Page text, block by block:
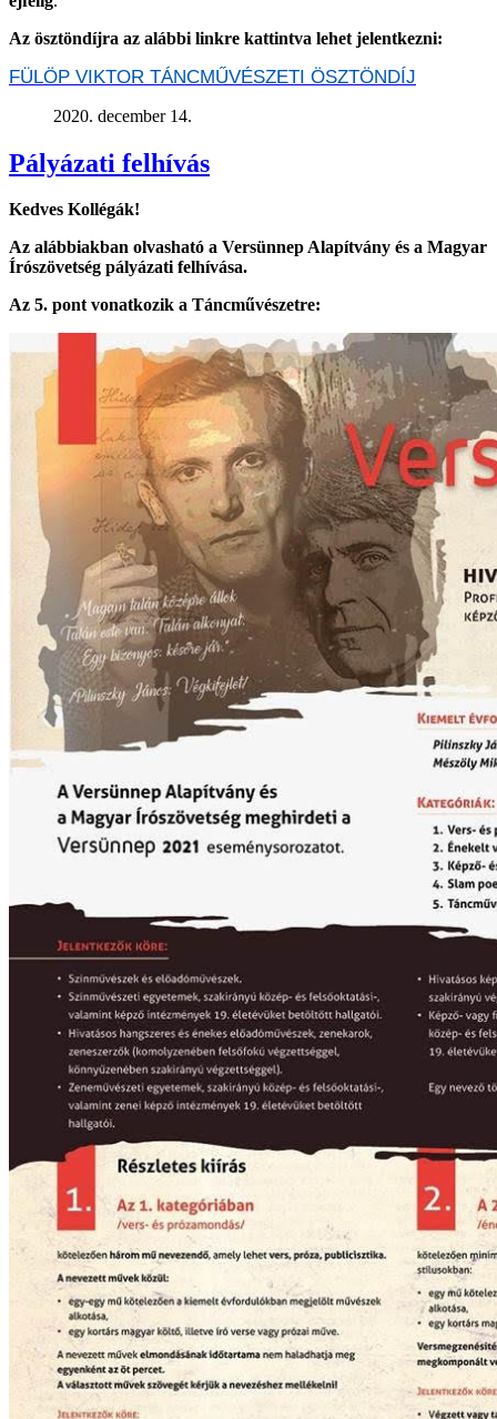
Az ösztöndíjra az alábbi linkre kattintva lehet jelentkezni:
FÜLÖP VIKTOR TÁNCMŰVÉSZETI ÖSZTÖNDÍJ
2020. december 14.
Pályázati felhívás
Kedves Kollégák!
Az alábbiakban olvasható a Versünnep Alapítvány és a Magyar
Írószövetség pályázati felhívása.
Az 5. pont vonatkozik a Táncművészetre: